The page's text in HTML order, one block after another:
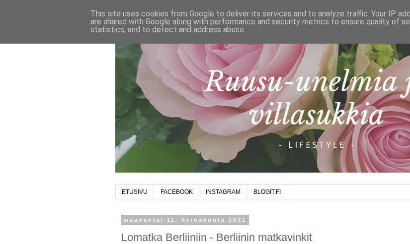
ETUSIVU FACEBOOK INSTAGRAM BLOGIT.FI
maanantai 11. heinäkuuta 2022
Lomatka Berliiniin - Berliinin matkavinkit
This site uses cookies from Google to deliver its services and to analyze traffic. Your IP
are shared with Google along with performance and security metrics to ensure quality of
statistics, and to detect and address abuse.